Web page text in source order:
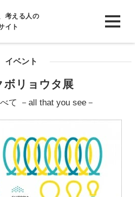
考える人の
イト
イベント
ボリョウタ展
て －all that you see－